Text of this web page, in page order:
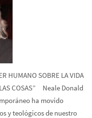
HUMANO SOBRE LA VIDA
LAS COSAS” Neale Donald
ha movido
y teológicos de nuestro